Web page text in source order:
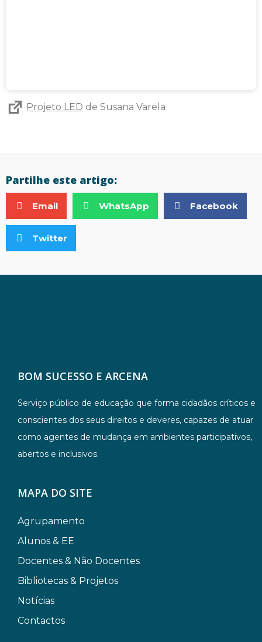
Projeto LED de Susana Varela
Partilhe este artigo:
Email WhatsApp Facebook
Twitter
BOM SUCESSO E ARCENA
Serviço público de educação que forma cidadãos críticos e
conscientes dos seus direitos e deveres, capazes de atuar
como agentes de mudança em ambientes participativos,
abertos e inclusivos.
MAPA DO SITE
Agrupamento
Alunos & EE
Docentes & Não Docentes
Bibliotecas & Projetos
Notícias
Contactos